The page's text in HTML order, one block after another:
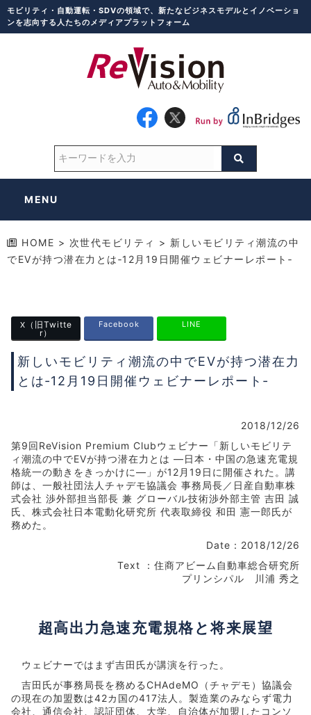
モビリティ・自動運転・SDVの領域で、新たなビジネスモデルとイノベーショ
ンを志向する人たちのメディアプラットフォーム
MENU
HOME > 次世代モビリティ > 新しいモビリティ潮流の中
でEVが持つ潜在力とは‐12月19日開催ウェビナーレポート‐
X （旧Twitte
r）
Facebook LINE
新しいモビリティ潮流の中でEVが持つ潜在力
とは‐12月19日開催ウェビナーレポート‐
2018/12/26
第9回ReVision Premium Clubウェビナー「新しいモビリテ
ィ潮流の中でEVが持つ潜在力とは ―日本・中国の急速充電規
格統一の動きをきっかけに―」が12月19日に開催された。講
師は、一般社団法人チャデモ協議会 事務局長／日産自動車株
式会社 渉外部担当部長 兼 グローバル技術渉外部主管 吉田 誠
氏、株式会社日本電動化研究所 代表取締役 和田 憲一郎氏が
務めた。
Date：2018/12/26
Text ：住商アビーム自動車総合研究所
プリンシパル 川浦 秀之
超高出力急速充電規格と将来展望
ウェビナーではまず吉田氏が講演を行った。
吉田氏が事務局長を務めるCHAdeMO（チャデモ）協議会
の現在の加盟数は42カ国の417法人。製造業のみならず電力
会社、通信会社、認証団体、大学、自治体が加盟したコンソ